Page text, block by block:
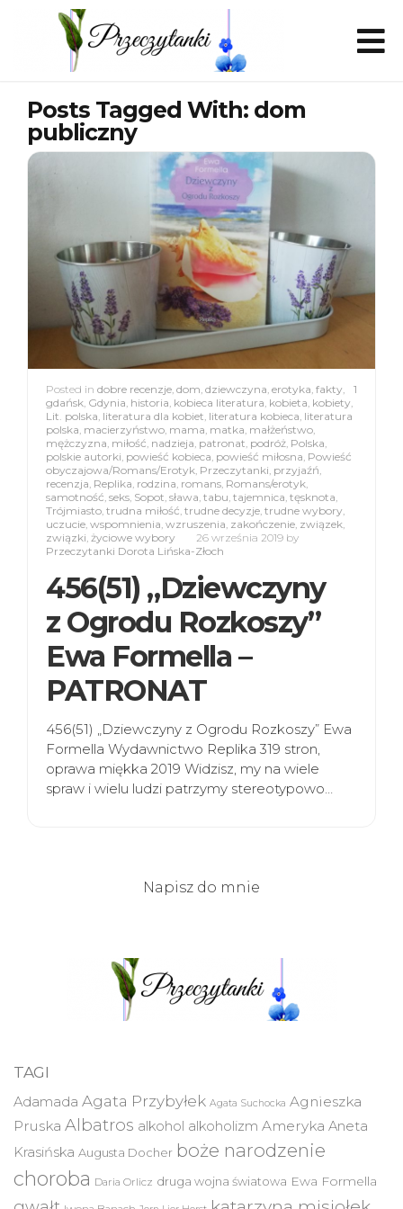
Posts Tagged With: dom
publiczny
1
Posted in dobre recenzje, dom, dziewczyna, erotyka, fakty,
gdańsk, Gdynia, historia, kobieca literatura, kobieta, kobiety,
Lit. polska, literatura dla kobiet, literatura kobieca, literatura
polska, macierzyństwo, mama, matka, małżeństwo,
mężczyzna, miłość, nadzieja, patronat, podróż, Polska,
polskie autorki, powieść kobieca, powieść miłosna, Powieść
obyczajowa/Romans/Erotyk, Przeczytanki, przyjaźń,
recenzja, Replika, rodzina, romans, Romans/erotyk,
samotność, seks, Sopot, sława, tabu, tajemnica, tęsknota,
Trójmiasto, trudna miłość, trudne decyzje, trudne wybory,
uczucie, wspomnienia, wzruszenia, zakończenie, związek,
związki, życiowe wybory 26 września 2019 by
Przeczytanki Dorota Lińska-Złoch
456(51) „Dziewczyny
z Ogrodu Rozkoszy”
Ewa Formella –
PATRONAT
456(51) „Dziewczyny z Ogrodu Rozkoszy” Ewa
Formella Wydawnictwo Replika 319 stron,
oprawa miękka 2019 Widzisz, my na wiele
spraw i wielu ludzi patrzymy stereotypowo…
Napisz do mnie
TAGI
Adamada Agata Przybyłek Agata Suchocka Agnieszka
Pruska Albatros alkohol alkoholizm Ameryka Aneta
Krasińska Augusta Docher boże narodzenie
choroba Daria Orlicz druga wojna światowa Ewa Formella